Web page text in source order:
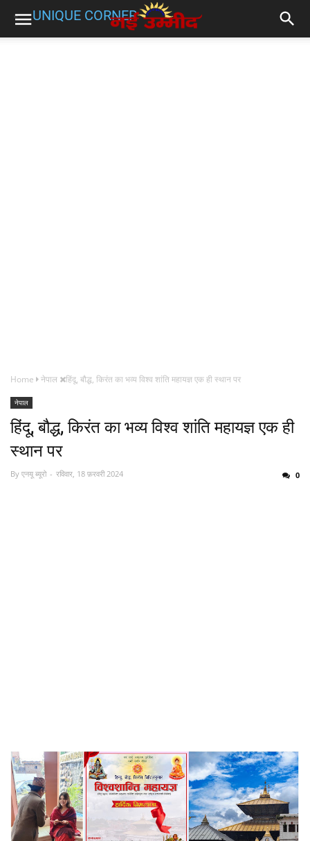
UNIQUE CORNER
Home नेपाल हिंदू, बौद्ध, किरंत का भव्य विश्व शांति महायज्ञ एक ही स्थान पर
नेपाल
हिंदू, बौद्ध, किरंत का भव्य विश्व शांति महायज्ञ एक ही
स्थान पर
By एनयू ब्यूरो रविवार, 18 फ़रवरी 2024 0